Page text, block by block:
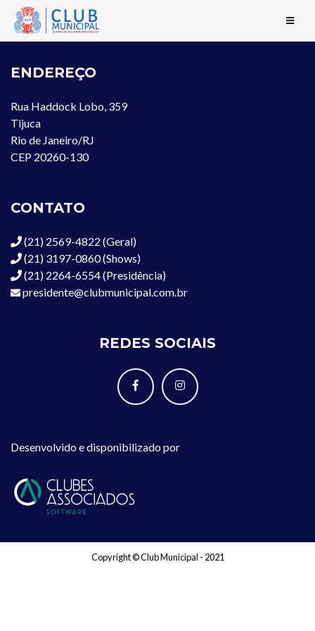
ENDEREÇO
Rua Haddock Lobo, 359
Tijuca
Rio de Janeiro/RJ
CEP 20260-130
CONTATO
(21) 2569-4822 (Geral)
(21) 3197-0860 (Shows)
(21) 2264-6554 (Presidência)
presidente@clubmunicipal.com.br
REDES SOCIAIS
Desenvolvido e disponibilizado por
Copyright © Club Municipal - 2021